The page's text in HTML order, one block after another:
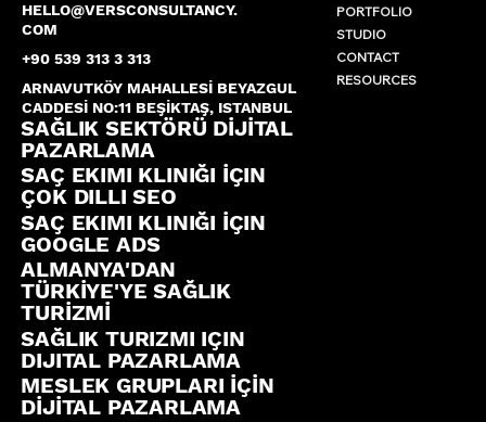
HELLO@VERSCONSULTANCY.
COM
+90 539 313 3 313
ARNAVUTKÖY MAHALLESİ BEYAZGUL
CADDESİ NO:11 BEŞİKTAŞ, ISTANBUL
SAĞLIK SEKTÖRÜ DİJİTAL
PAZARLAMA
SAÇ EKIMI KLINIĞI İÇIN
ÇOK DILLI SEO
SAÇ EKIMI KLINIĞI İÇIN
GOOGLE ADS
ALMANYA'DAN
TÜRKİYE'YE SAĞLIK
TURİZMİ
SAĞLIK TURIZMI IÇIN
DIJITAL PAZARLAMA
MESLEK GRUPLARI İÇİN
DİJİTAL PAZARLAMA
PORTFOLIO
STUDIO
CONTACT
RESOURCES